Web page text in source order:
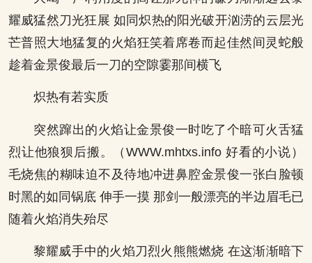
耀威猛然刀光狂展 如同炽热的阳光破开汹涝的云层光
芒普照大地猛复的火焰狂笑着席卷而起佳然间灵蛇般
趁着金景俊最后一刀的空隙霎那间横飞
炽热有若实质
突然蹿出的火焰让金景俊一时吃了个暗可火舌猛
烈让他狼狈后搬。（WWW.mhtxs.info 好看的小说）
毛烧焦的糊味迫不及待地冲进鼻腔金景俊一张白脸顿
时黑的如同锅底 伸手一摸 那剑一般漂亮的半边眉毛已
随着火焰消失殆尽
黎耀威手中的火焰刀烈火熊熊燃烧 在这渐渐暗下